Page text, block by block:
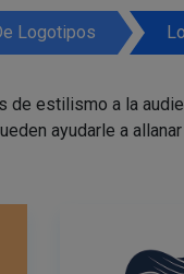
Logotipos
de estilismo a la
ayudarle a